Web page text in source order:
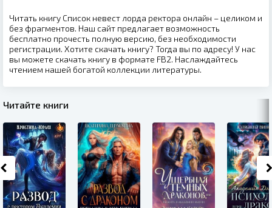
Читать книгу Список невест лорда ректора онлайн – целиком и
без фрагментов. Наш сайт предлагает возможность
бесплатно прочесть полную версию, без необходимости
регистрации. Хотите скачать книгу? Тогда вы по адресу! У нас
вы можете скачать книгу в формате FB2. Наслаждайтесь
чтением нашей богатой коллекции литературы.
Читайте книги